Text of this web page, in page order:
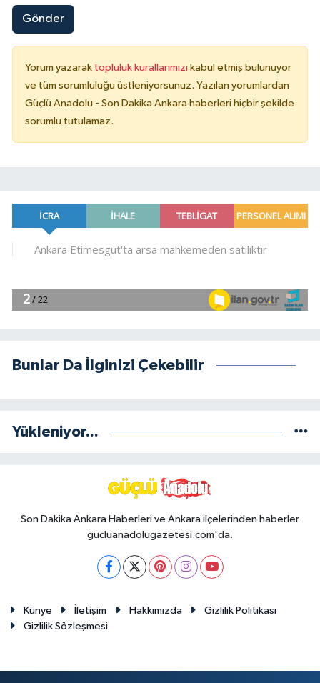
Gönder
Yorum yazarak topluluk kurallarımızı kabul etmiş bulunuyor
ve tüm sorumluluğu üstleniyorsunuz. Yazılan yorumlardan
Güçlü Anadolu - Son Dakika Ankara haberleri hiçbir şekilde
sorumlu tutulamaz.
Bunlar Da İlginizi Çekebilir
Yükleniyor...
Son Dakika Ankara Haberleri ve Ankara ilçelerinden haberler
gucluanadolugazetesi.com'da.
Künye İletişim Hakkımızda
Gizlilik Politikası
Gizlilik Sözleşmesi